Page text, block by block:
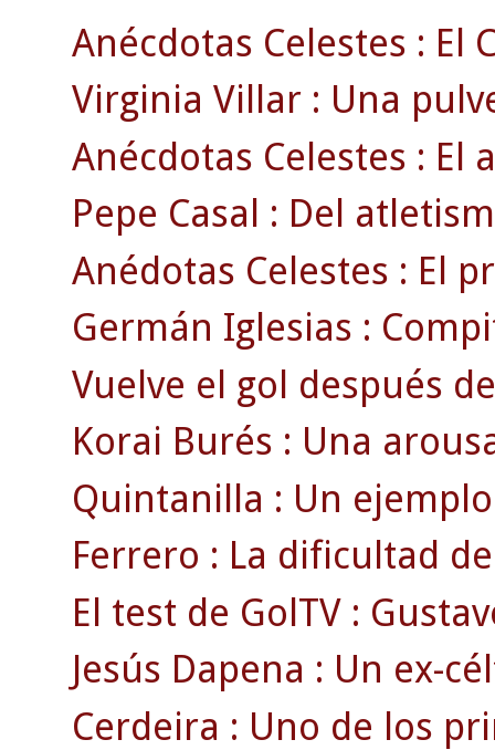
Anécdotas Celestes : El
Virginia Villar : Una
Anécdotas Celestes : El
Pepe Casal : Del
Anédotas Celestes : El
Germán Iglesias :
Vuelve el gol después
Korai Burés : Una
Quintanilla : Un
Ferrero : La dificultad
El test de GolTV :
Jesús Dapena : Un ex-
Cerdeira : Uno de los